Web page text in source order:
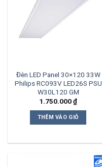
Đèn LED Panel 30×120 33W
Philips RC093V LED26S PSU
W30L120 GM
1.750.000₫
THÊM VÀO GIỎ